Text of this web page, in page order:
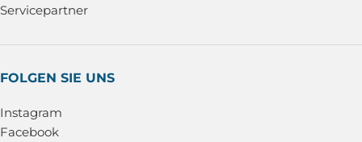
Servicepartner
FOLGEN SIE UNS
Instagram
Facebook